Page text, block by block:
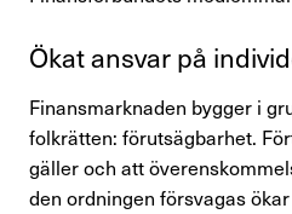
Ökat ansvar på
Finansmarknaden bygger i
folkrätten: förutsägbarhet.
gäller och att
den ordningen försvagas